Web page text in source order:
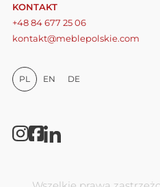
KONTAKT
+48 84 677 25 06
kontakt@meblepolskie.com
PL EN DE